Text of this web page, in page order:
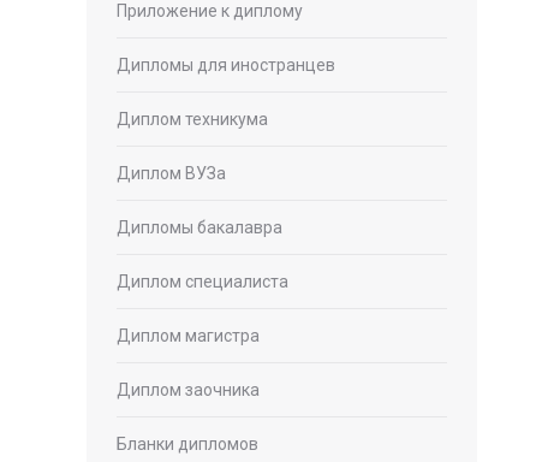
Приложение к диплому
Дипломы для иностранцев
Диплом техникума
Диплом ВУЗа
Дипломы бакалавра
Диплом специалиста
Диплом магистра
Диплом заочника
Бланки дипломов